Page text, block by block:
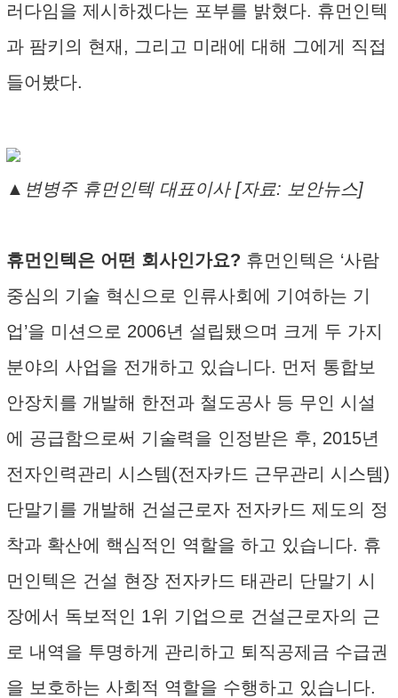
러다임을 제시하겠다는 포부를 밝혔다. 휴먼인텍
과 팜키의 현재, 그리고 미래에 대해 그에게 직접
들어봤다.
▲변병주 휴먼인텍 대표이사 [자료: 보안뉴스]
휴먼인텍은 어떤 회사인가요? 휴먼인텍은 ‘사람
중심의 기술 혁신으로 인류사회에 기여하는 기
업’을 미션으로 2006년 설립됐으며 크게 두 가지
분야의 사업을 전개하고 있습니다. 먼저 통합보
안장치를 개발해 한전과 철도공사 등 무인 시설
에 공급함으로써 기술력을 인정받은 후, 2015년
전자인력관리 시스템(전자카드 근무관리 시스템)
단말기를 개발해 건설근로자 전자카드 제도의 정
착과 확산에 핵심적인 역할을 하고 있습니다. 휴
먼인텍은 건설 현장 전자카드 태관리 단말기 시
장에서 독보적인 1위 기업으로 건설근로자의 근
로 내역을 투명하게 관리하고 퇴직공제금 수급권
을 보호하는 사회적 역할을 수행하고 있습니다.